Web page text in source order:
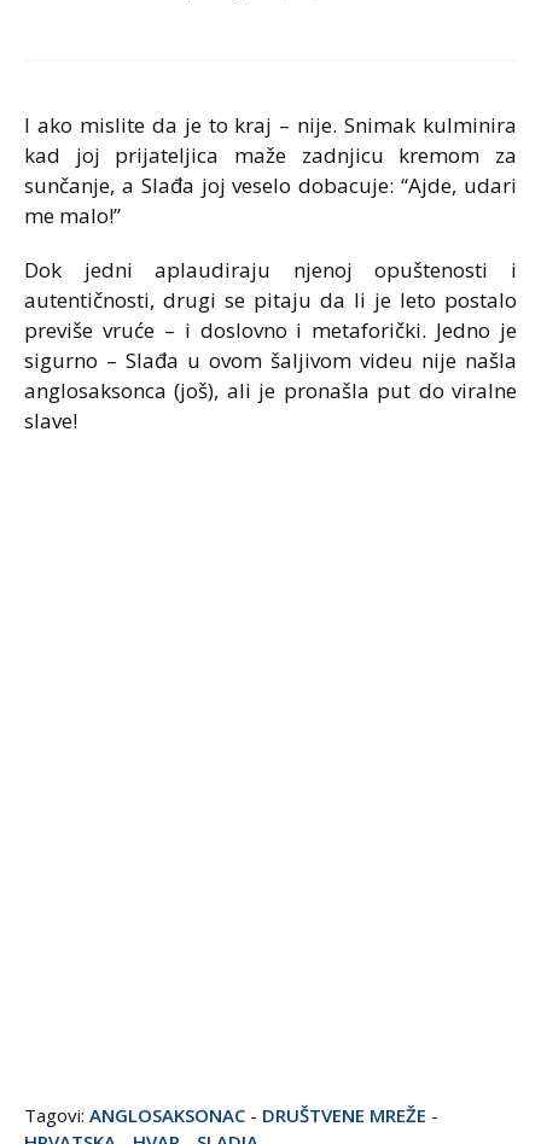
I ako mislite da je to kraj – nije. Snimak kulminira
kad joj prijateljica maže zadnjicu kremom za
sunčanje, a Slađa joj veselo dobacuje: “Ajde, udari
me malo!”
Dok jedni aplaudiraju njenoj opuštenosti i
autentičnosti, drugi se pitaju da li je leto postalo
previše vruće – i doslovno i metaforički. Jedno je
sigurno – Slađa u ovom šaljivom videu nije našla
anglosaksonca (još), ali je pronašla put do viralne
slave!
Tagovi: ANGLOSAKSONAC - DRUŠTVENE MREŽE -